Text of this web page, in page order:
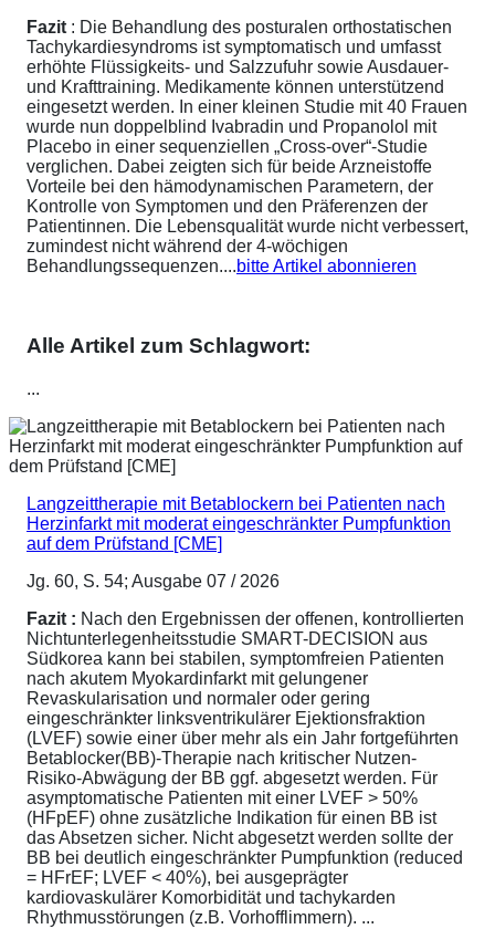
Fazit : Die Behandlung des posturalen orthostatischen
Tachykardiesyndroms ist symptomatisch und umfasst
erhöhte Flüssigkeits- und Salzzufuhr sowie Ausdauer-
und Krafttraining. Medikamente können unterstützend
eingesetzt werden. In einer kleinen Studie mit 40 Frauen
wurde nun doppelblind Ivabradin und Propanolol mit
Placebo in einer sequenziellen „Cross-over“-Studie
verglichen. Dabei zeigten sich für beide Arzneistoffe
Vorteile bei den hämodynamischen Parametern, der
Kontrolle von Symptomen und den Präferenzen der
Patientinnen. Die Lebensqualität wurde nicht verbessert,
zumindest nicht während der 4-wöchigen
Behandlungssequenzen....bitte Artikel abonnieren
Alle Artikel zum Schlagwort:
...
Langzeittherapie mit Betablockern bei Patienten nach
Herzinfarkt mit moderat eingeschränkter Pumpfunktion
auf dem Prüfstand [CME]
Jg. 60, S. 54; Ausgabe 07 / 2026
Fazit : Nach den Ergebnissen der offenen, kontrollierten
Nichtunterlegenheitsstudie SMART-DECISION aus
Südkorea kann bei stabilen, symptomfreien Patienten
nach akutem Myokardinfarkt mit gelungener
Revaskularisation und normaler oder gering
eingeschränkter linksventrikulärer Ejektionsfraktion
(LVEF) sowie einer über mehr als ein Jahr fortgeführten
Betablocker(BB)-Therapie nach kritischer Nutzen-
Risiko-Abwägung der BB ggf. abgesetzt werden. Für
asymptomatische Patienten mit einer LVEF > 50%
(HFpEF) ohne zusätzliche Indikation für einen BB ist
das Absetzen sicher. Nicht abgesetzt werden sollte der
BB bei deutlich eingeschränkter Pumpfunktion (reduced
= HFrEF; LVEF < 40%), bei ausgeprägter
kardiovaskulärer Komorbidität und tachykarden
Rhythmusstörungen (z.B. Vorhofflimmern). ...